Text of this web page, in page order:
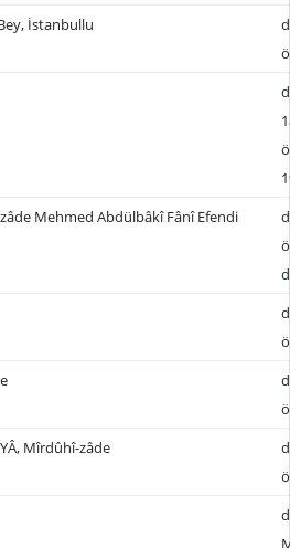
İstanbullu
Mehmed Abdülbâkî Fânî Efendi
Mîrdûhî-zâde